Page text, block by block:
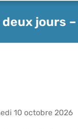
jours
10 octobre 2026